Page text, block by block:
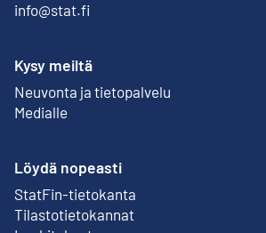
info@stat.fi
Kysy meiltä
Neuvonta ja tietopalvelu
Medialle
Löydä nopeasti
StatFin-tietokanta
Ulkoinen linkki
Tilastotietokannat